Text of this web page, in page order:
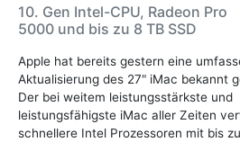
10. Gen Intel-CPU, Radeon Pro
5000 und bis zu 8 TB SSD
Apple hat bereits gestern eine
Aktualisierung des 27" iMac bekannt
Der bei weitem leistungsstärkste und
leistungsfähigste iMac aller Zeiten
schnellere Intel Prozessoren mit bis